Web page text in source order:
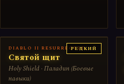
РЕДКИЙ
DIABLO II RESURRECTED
Святой щит
Holy Shield · Паладин (Боевые
навыки)